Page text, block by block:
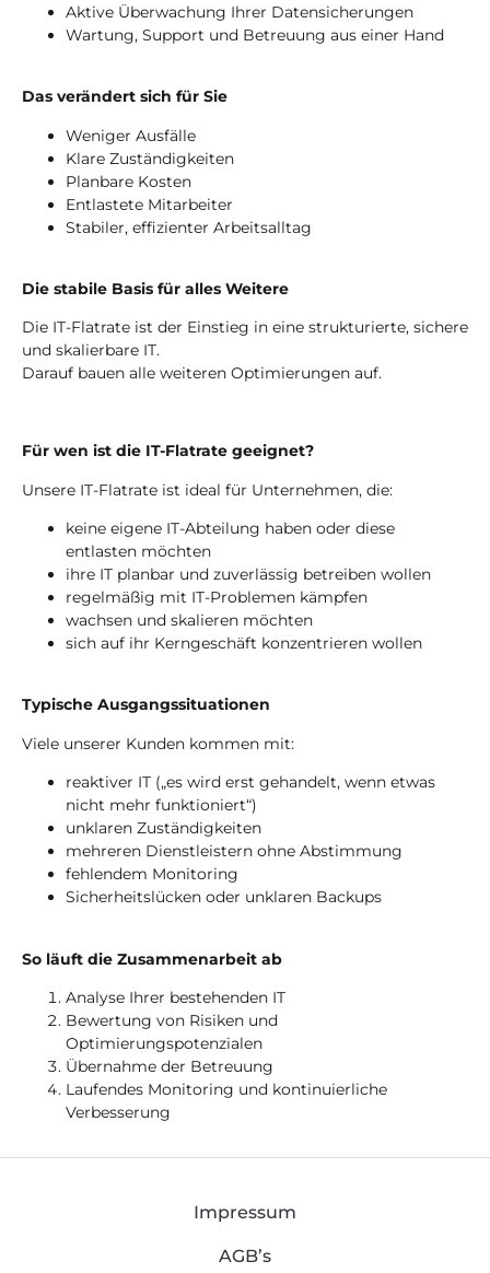
Aktive Überwachung Ihrer Datensicherungen
Wartung, Support und Betreuung aus einer Hand
Das verändert sich für Sie
Weniger Ausfälle
Klare Zuständigkeiten
Planbare Kosten
Entlastete Mitarbeiter
Stabiler, effizienter Arbeitsalltag
Die stabile Basis für alles Weitere
Die IT-Flatrate ist der Einstieg in eine strukturierte, sichere
und skalierbare IT.
Darauf bauen alle weiteren Optimierungen auf.
Für wen ist die IT-Flatrate geeignet?
Unsere IT-Flatrate ist ideal für Unternehmen, die:
keine eigene IT-Abteilung haben oder diese
entlasten möchten
ihre IT planbar und zuverlässig betreiben wollen
regelmäßig mit IT-Problemen kämpfen
wachsen und skalieren möchten
sich auf ihr Kerngeschäft konzentrieren wollen
Typische Ausgangssituationen
Viele unserer Kunden kommen mit:
reaktiver IT („es wird erst gehandelt, wenn etwas
nicht mehr funktioniert“)
unklaren Zuständigkeiten
mehreren Dienstleistern ohne Abstimmung
fehlendem Monitoring
Sicherheitslücken oder unklaren Backups
So läuft die Zusammenarbeit ab
Analyse Ihrer bestehenden IT
Bewertung von Risiken und
Optimierungspotenzialen
Übernahme der Betreuung
Laufendes Monitoring und kontinuierliche
Verbesserung
Impressum
AGB’s